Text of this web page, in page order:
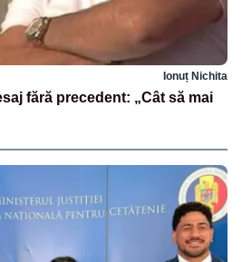
Ionuț Nichita
fără precedent: „Cât să mai